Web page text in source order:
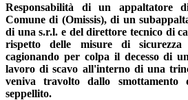
Responsabilità di un appaltatore
Comune di (Omissis), di un
di una s.r.l. e del direttore tecnico di
rispetto delle misure di sicurezza
cagionando per colpa il decesso di
lavoro di scavo all'interno di una
veniva travolto dallo smottamento
seppellito.